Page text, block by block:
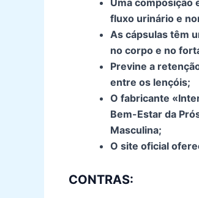
Uma composição
fluxo urinário e
As cápsulas têm
no corpo e no
Previne a
entre os lençóis;
O fabricante
Bem-Estar da
Masculina;
O site oficial
CONTRAS: